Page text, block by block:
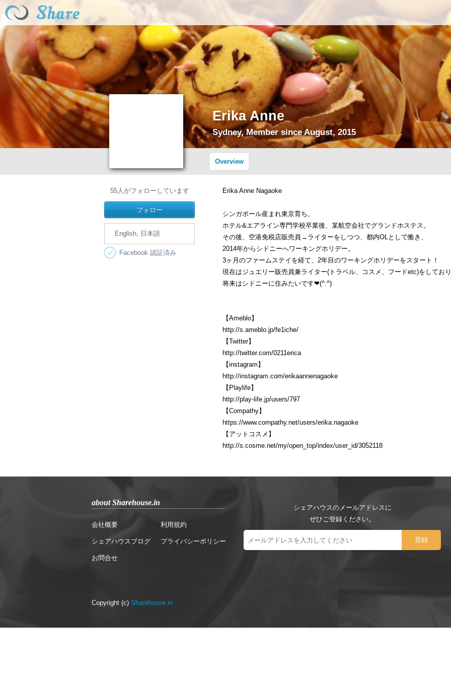
Erika Anne
Sydney, Member since August, 2015
Overview
55人がフォローしています
フォロー
English, 日本語
Facebook 認証済み
Erika Anne Nagaoke
シンガポール産まれ東京育ち。
ホテル&エアライン専門学校卒業後、某航空会社でグランドホステス。
その後、空港免税店販売員→ライターをしつつ、都内OLとして働き、
2014年からシドニーへワーキングホリデー。
3ヶ月のファームステイを経て、2年目のワーキングホリデーをスタート！
現在はジュエリー販売員兼ライター(トラベル、コスメ、フードetc)をしてお
将来はシドニーに住みたいです❤︎(^.^)
【Ameblo】
http://s.ameblo.jp/fe1iche/
【Twitter】
http://twitter.com/0211erica
【instagram】
http://instagram.com/erikaannenagaoke
【Playlife】
http://play-life.jp/users/797
【Compathy】
https://www.compathy.net/users/erika.nagaoke
【アットコスメ】
http://s.cosme.net/my/open_top/index/user_id/3052118
about Sharehouse.in
会社概要
シェアハウスブログ
お問合せ
利用規約
プライバシーポリシー
シェアハウスのメールアドレスに
ぜひご登録ください。
Copyright (c) Sharehouse.in